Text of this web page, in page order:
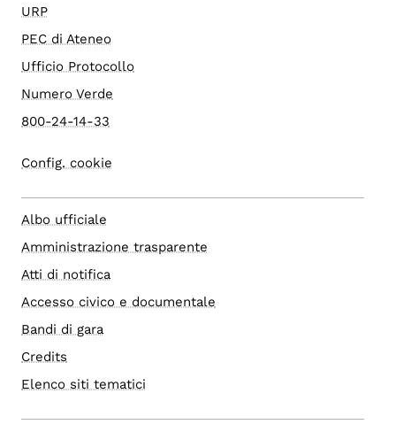
URP
PEC di Ateneo
Ufficio Protocollo
Numero Verde
800-24-14-33
Config. cookie
Albo ufficiale
Amministrazione trasparente
Atti di notifica
Accesso civico e documentale
Bandi di gara
Credits
Elenco siti tematici